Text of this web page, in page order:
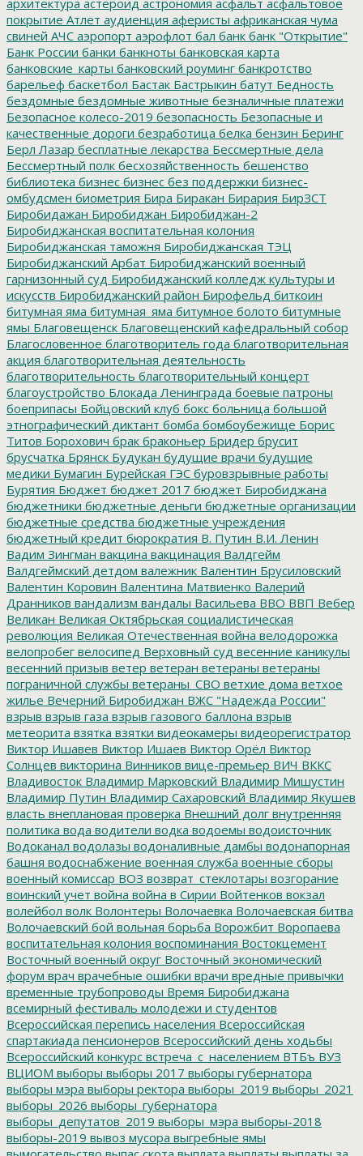
покрытие Атлет аудиенция аферисты африканская чума
свиней АЧС аэропорт аэрофлот бал банк банк "Открытие"
Банк России банки банкноты банковская карта
банковские_карты банковский роуминг банкротство
барельеф баскетбол Бастак Бастрыкин батут Бедность
бездомные бездомные животные безналичные платежи
Безопасное колесо-2019 безопасность Безопасные и
качественные дороги безработица белка бензин Беринг
Берл Лазар бесплатные лекарства Бессмертные дела
Бессмертный полк бесхозяйственность бешенство
библиотека бизнес бизнес без поддержки бизнес-
омбудсмен биометрия Бира Биракан Бирария БирЗСТ
Биробидажан Биробиджан Биробиджан-2
Биробиджанская воспитательная колония
Биробиджанская таможня Биробиджанская ТЭЦ
Биробиджанский Арбат Биробиджанский военный
гарнизонный суд Биробиджанский колледж культуры и
искусств Биробиджанский район Бирофельд биткоин
битумная яма битумная_яма битумное болото битумные
ямы Благовещенск Благовещенский кафедральный собор
Благословенное благотворитель года благотворительная
акция благотворительная деятельность
благотворительность благотворительный концерт
благоустройство Блокада Ленинграда боевые патроны
боеприпасы Бойцовский клуб бокс больница большой
этнографический диктант бомба бомбоубежище Борис
Титов Борохович брак браконьер Бридер брусит
брусчатка Брянск Будукан будущие врачи будущие
медики Бумагин Бурейская ГЭС буровзрывные работы
Бурятия Бюджет бюджет 2017 бюджет Биробиджана
бюджетники бюджетные деньги бюджетные организации
бюджетные средства бюджетные учреждения
бюджетный кредит бюрократия В. Путин В.И. Ленин
Вадим Зингман вакцина вакцинация Валдгейм
Валдгеймский детдом валежник Валентин Брусиловский
Валентин Коровин Валентина Матвиенко Валерий
Дранников вандализм вандалы Васильева ВВО ВВП Вебер
Великан Великая Октябрьская социалистическая
революция Великая Отечественная война велодорожка
велопробег велосипед Верховный суд весенние каникулы
весенний призыв ветер ветеран ветераны ветераны
пограничной службы ветераны_СВО ветхие дома ветхое
жилье Вечерний Биробиджан ВЖС "Надежда России"
взрыв взрыв газа взрыв газового баллона взрыв
метеорита взятка взятки видеокамеры видеорегистратор
Виктор Ишавев Виктор Ишаев Виктор Орёл Виктор
Солнцев викторина Винников вице-премьер ВИЧ ВККС
Владивосток Владимир Марковский Владимир Мишустин
Владимир Путин Владимир Сахаровский Владимир Якушев
власть внеплановая проверка Внешний долг внутренняя
политика вода водители водка водоемы водоисточник
Водоканал водолазы водоналивные дамбы водонапорная
башня водоснабжение военная служба военные сборы
военный комиссар ВОЗ возврат_стеклотары возгорание
воинский учет война война в Сирии Войтенков вокзал
волейбол волк Волонтеры Волочаевка Волочаевская битва
Волочаевский бой вольная борьба Ворожбит Воропаева
воспитательная колония воспоминания Востокцемент
Восточный военный округ Восточный экономический
форум врач врачебные ошибки врачи вредные привычки
временные трубопроводы Время Биробиджана
всемирный фестиваль молодежи и студентов
Всероссийская перепись населения Всероссийская
спартакиада пенсионеров Всероссийский день ходьбы
Всероссийский конкурс встреча_с_населением ВТБъ ВУЗ
ВЦИОМ выборы выборы 2017 выборы губернатора
выборы мэра выборы ректора выборы_2019 выборы_2021
выборы_2026 выборы_губернатора
выборы_депутатов_2019 выборы_мэра выборы-2018
выборы-2019 вывоз мусора выгребные ямы